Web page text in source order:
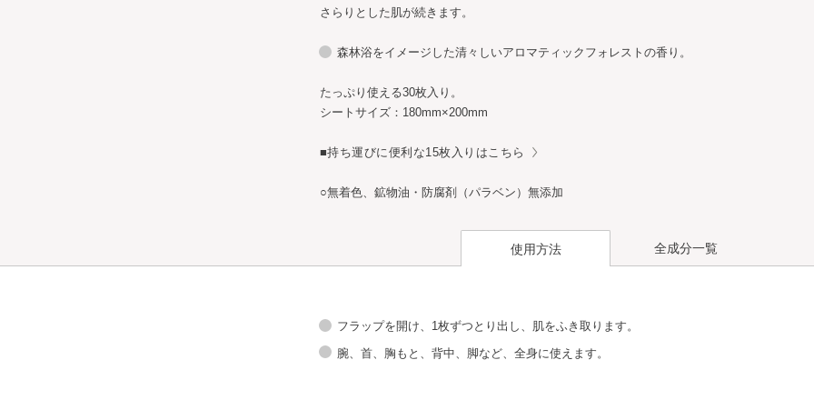
さらりとした肌が続きます。
森林浴をイメージした清々しいアロマティックフォレストの香り。
たっぷり使える30枚入り。
シートサイズ：180mm×200mm
■持ち運びに便利な15枚入りはこちら
○無着色、鉱物油・防腐剤（パラベン）無添加
使用方法
フラップを開け、1枚ずつとり出し、肌をふき取ります。
腕、首、胸もと、背中、脚など、全身に使えます。
全成分一覧